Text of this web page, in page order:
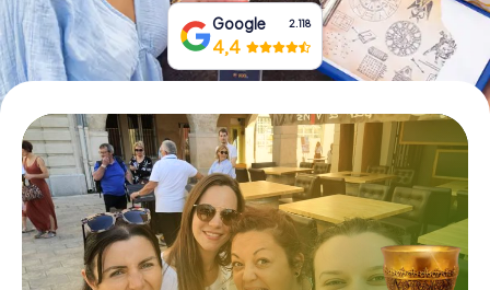
Google 2.118
4,4